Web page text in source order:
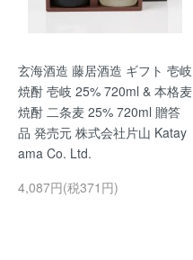
玄海酒造 藤居酒造 ギフト 壱岐
焼酎 壱岐 25% 720ml & 本格麦
焼酎 二条麦 25% 720ml 贈答
品 発売元 株式会社片山 Katay
ama Co. Ltd.
4,087円(税371円)